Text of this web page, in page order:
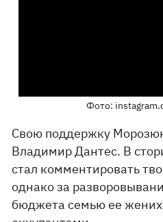
Фото:
Свою поддержку
Владимир Дантес. В
стал комментировать
однако за
бюджета семью ее